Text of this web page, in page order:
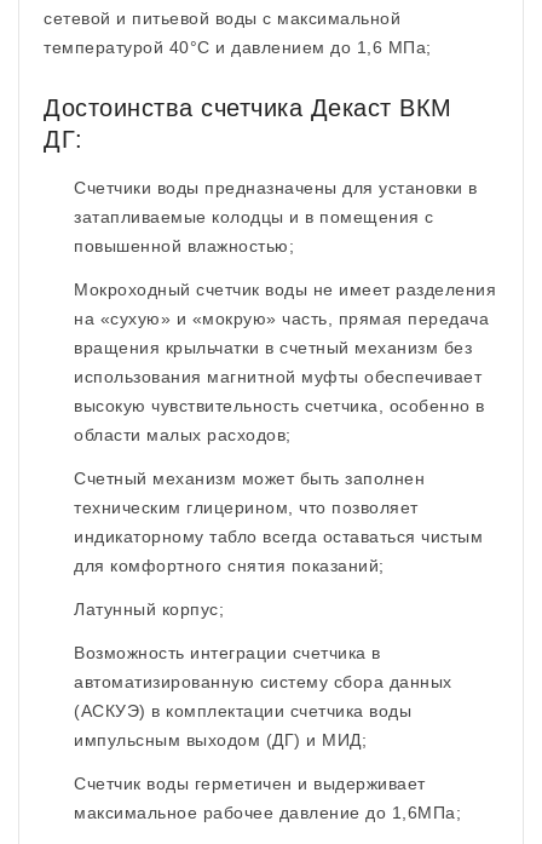
сетевой и питьевой воды с максимальной
температурой 40°C и давлением до 1,6 МПа;
Достоинства счетчика Декаст ВКМ
ДГ:
Счетчики воды предназначены для установки в
затапливаемые колодцы и в помещения с
повышенной влажностью;
Мокроходный счетчик воды не имеет разделения
на «сухую» и «мокрую» часть, прямая передача
вращения крыльчатки в счетный механизм без
использования магнитной муфты обеспечивает
высокую чувствительность счетчика, особенно в
области малых расходов;
Счетный механизм может быть заполнен
техническим глицерином, что позволяет
индикаторному табло всегда оставаться чистым
для комфортного снятия показаний;
Латунный корпус;
Возможность интеграции счетчика в
автоматизированную систему сбора данных
(АСКУЭ) в комплектации счетчика воды
импульсным выходом (ДГ) и МИД;
Счетчик воды герметичен и выдерживает
максимальное рабочее давление до 1,6МПа;